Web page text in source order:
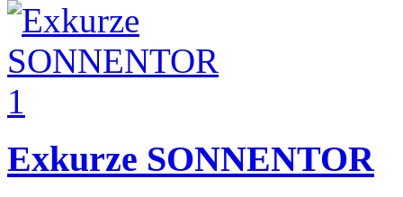
Exkurze SONNENTOR